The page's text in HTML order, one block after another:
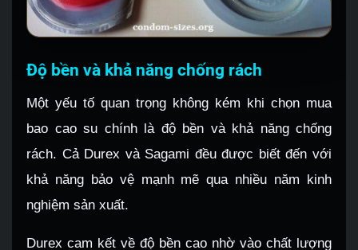
Độ bền và khả năng chống rách
Một yếu tố quan trọng không kém khi chọn mua
bao cao su chính là độ bền và khả năng chống
rách. Cả Durex và Sagami đều được biết đến với
khả năng bảo vệ mạnh mẽ qua nhiều năm kinh
nghiệm sản xuất.
Durex cam kết về độ bền cao nhờ vào chất lượng